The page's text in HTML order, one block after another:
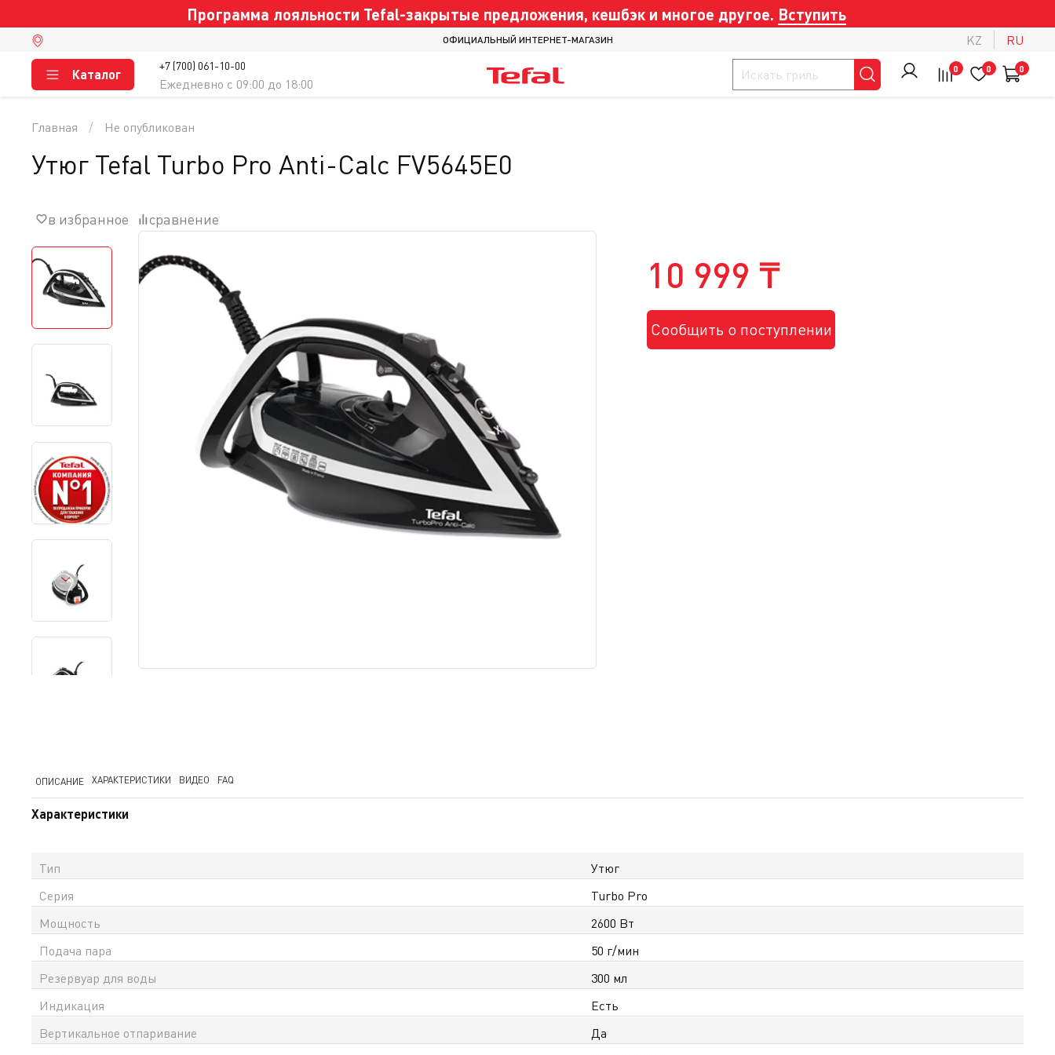
Программа лояльности Tefal-закрытые предложения, кешбэк и многое другое. Вступить
ОФИЦИАЛЬНЫЙ ИНТЕРНЕТ-МАГАЗИН KZ RU
+7 (700) 061-10-00
Ежедневно c 09:00 до 18:00
Каталог 0 0 0
10 999 ₸
Сообщить о поступлении
Главная Не опубликован
Утюг Tefal Turbo Pro Anti-Calc FV5645E0
в избранное сравнение
ОПИСАНИЕ ХАРАКТЕРИСТИКИ ВИДЕО FAQ
Характеристики
Тип
Утюг
Серия
Turbo Pro
Мощность
2600 Вт
Подача пара
50 г/мин
Резервуар для воды
300 мл
Индикация
Есть
Вертикальное отпаривание
Да